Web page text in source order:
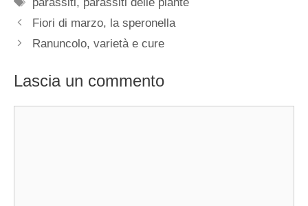
Fiori di marzo, la speronella
Ranuncolo, varietà e cure
Lascia un commento